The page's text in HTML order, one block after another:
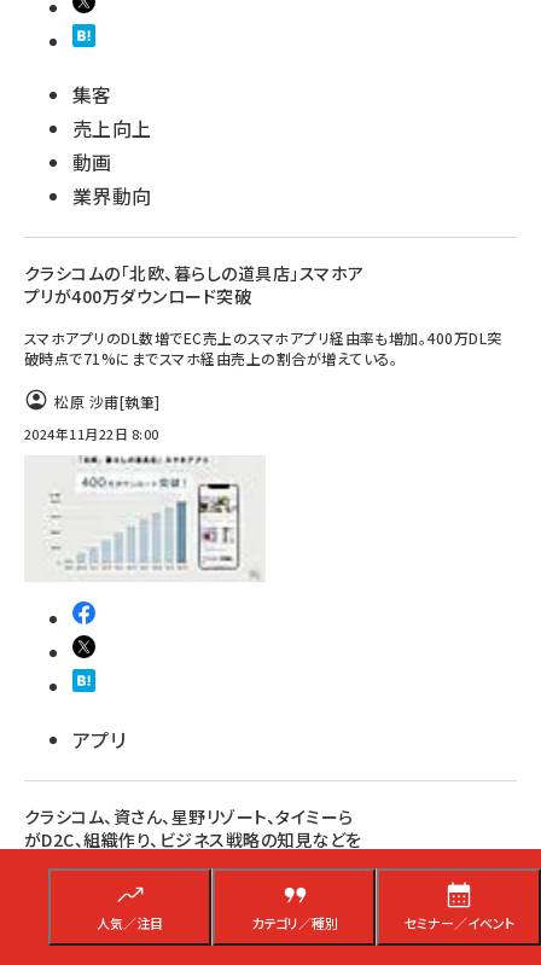
人気／注目 カテゴリ／種別 セミナー／イベント
集客
売上向上
動画
業界動向
クラシコムの「北欧、暮らしの道具店」スマホア
プリが400万ダウンロード突破
スマホアプリのDL数増でEC売上のスマホアプリ経由率も増加。400万DL突
破時点で71%にまでスマホ経由売上の割合が増えている。
松原 沙甫[執筆]
2024年11月22日 8:00
アプリ
クラシコム、資さん、星野リゾート、タイミーら
がD2C、組織作り、ビジネス戦略の知見などを
語る無料の1Dayカンファレンス【2/28開催＠
主催は一般社団法人日本オムニチャネル協会。カンファレンスは「Co-
Creation for the Future （未来への共創）」のテーマで、未来へ向けて業